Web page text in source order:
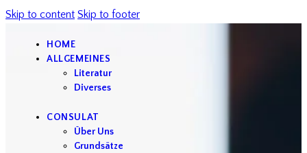
Skip to content Skip to footer
HOME
ALLGEMEINES
Literatur
Diverses
CONSULAT
Über Uns
Grundsätze